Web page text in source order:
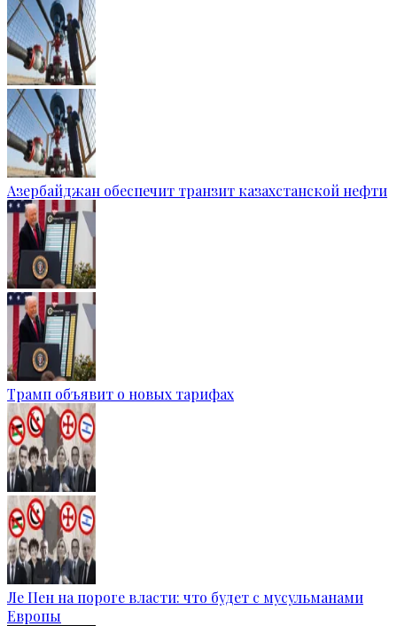
Азербайджан обеспечит транзит казахстанской нефти
Трамп объявит о новых тарифах
Ле Пен на пороге власти: что будет с мусульманами
Европы